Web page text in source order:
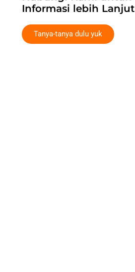
Informasi lebih Lanjut
Tanya-tanya dulu yuk